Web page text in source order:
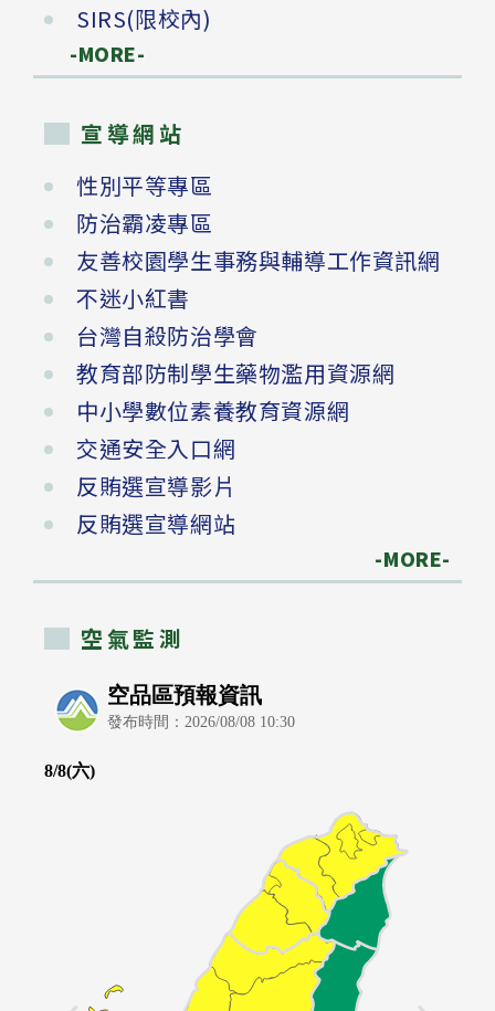
SIRS(限校內)
-MORE-
宣導網站
性別平等專區
防治霸凌專區
友善校園學生事務與輔導工作資訊網
不迷小紅書
台灣自殺防治學會
教育部防制學生藥物濫用資源網
中小學數位素養教育資源網
交通安全入口網
反賄選宣導影片
反賄選宣導網站
-MORE-
空氣監測